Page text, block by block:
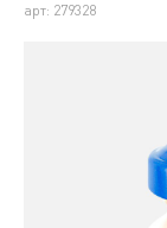
арт: 279328